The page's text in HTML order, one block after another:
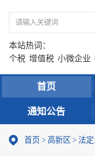
本站热词：
个税 增值税 小微企业
首页
通知公告
首页 > 高新区 > 法